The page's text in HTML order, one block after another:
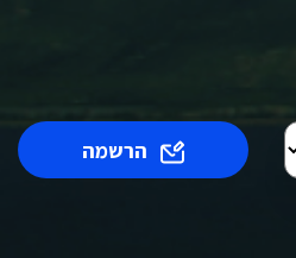
הרשמה